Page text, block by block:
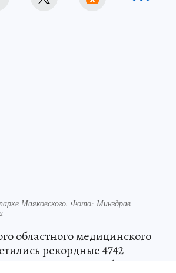
Маяковского. Фото: Минздрав
областного медицинского
рекордные 4742
13 направлениям. Об этом